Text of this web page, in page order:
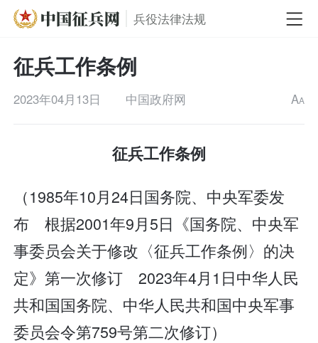
兵役法律法规
征兵工作条例
2023年04月13日 中国政府网 AA
征兵工作条例
（1985年10月24日国务院、中央军委发
布 根据2001年9月5日《国务院、中央军
事委员会关于修改〈征兵工作条例〉的决
定》第一次修订 2023年4月1日中华人民
共和国国务院、中华人民共和国中央军事
委员会令第759号第二次修订）